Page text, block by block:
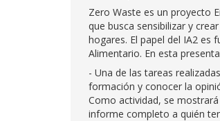
Zero Waste es un proyecto
que busca sensibilizar y
hogares. El papel del IA2 es
Alimentario. En esta
- Una de las tareas
formación y conocer la
Como actividad, se mostrará
informe completo a quién